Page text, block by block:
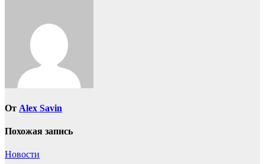
От Alex Savin
Похожая запись
Новости